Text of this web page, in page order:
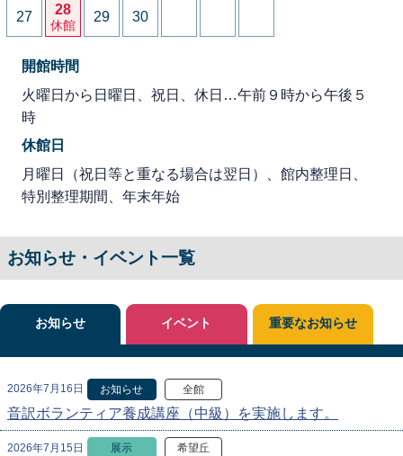
27 28
休館
29 30
開館時間
火曜日から日曜日、祝日、休日…午前９時から午後５
時
休館日
月曜日（祝日等と重なる場合は翌日）、館内整理日、
特別整理期間、年末年始
お知らせ・イベント一覧
お知らせ
2026年7月16日 お知らせ 全館
音訳ボランティア養成講座（中級）を実施します。
2026年7月15日 展示 希望丘
イベント 重要なお知らせ